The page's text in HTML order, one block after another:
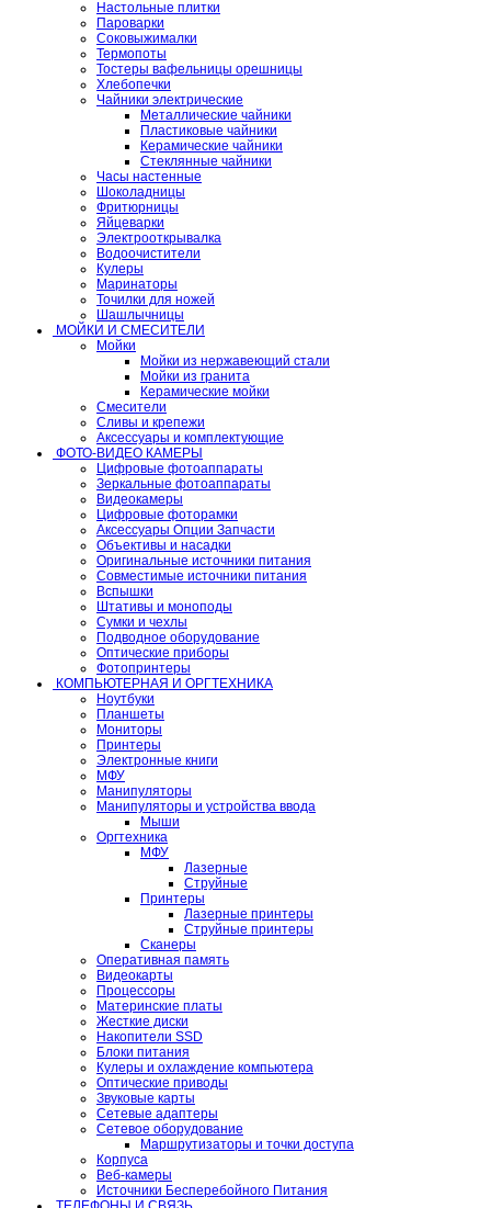
Настольные плитки
Пароварки
Соковыжималки
Термопоты
Тостеры вафельницы орешницы
Хлебопечки
Чайники электрические
Металлические чайники
Пластиковые чайники
Керамические чайники
Стеклянные чайники
Часы настенные
Шоколадницы
Фритюрницы
Яйцеварки
Электрооткрывалка
Водоочистители
Кулеры
Маринаторы
Точилки для ножей
Шашлычницы
МОЙКИ И СМЕСИТЕЛИ
Мойки
Мойки из нержавеющий стали
Мойки из гранита
Керамические мойки
Смесители
Сливы и крепежи
Аксессуары и комплектующие
ФОТО-ВИДЕО КАМЕРЫ
Цифровые фотоаппараты
Зеркальные фотоаппараты
Видеокамеры
Цифровые фоторамки
Аксессуары Опции Запчасти
Объективы и насадки
Оригинальные источники питания
Совместимые источники питания
Вспышки
Штативы и моноподы
Сумки и чехлы
Подводное оборудование
Оптические приборы
Фотопринтеры
КОМПЬЮТЕРНАЯ И ОРГТЕХНИКА
Ноутбуки
Планшеты
Мониторы
Принтеры
Электронные книги
МФУ
Манипуляторы
Манипуляторы и устройства ввода
Мыши
Оргтехника
МФУ
Лазерные
Струйные
Принтеры
Лазерные принтеры
Струйные принтеры
Сканеры
Оперативная память
Видеокарты
Процессоры
Материнские платы
Жесткие диски
Накопители SSD
Блоки питания
Кулеры и охлаждение компьютера
Оптические приводы
Звуковые карты
Сетевые адаптеры
Сетевое оборудование
Маршрутизаторы и точки доступа
Корпуса
Веб-камеры
Источники Бесперебойного Питания